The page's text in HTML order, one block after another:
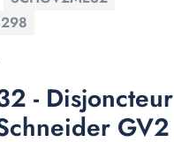
- Disjoncteur
GV2